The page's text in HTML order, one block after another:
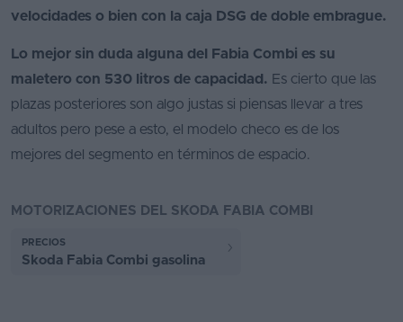
velocidades o bien con la caja DSG de doble embrague.
Lo mejor sin duda alguna del Fabia Combi es su
maletero con 530 litros de capacidad. Es cierto que las
plazas posteriores son algo justas si piensas llevar a tres
adultos pero pese a esto, el modelo checo es de los
mejores del segmento en términos de espacio.
MOTORIZACIONES DEL SKODA FABIA COMBI
PRECIOS
Skoda Fabia Combi gasolina